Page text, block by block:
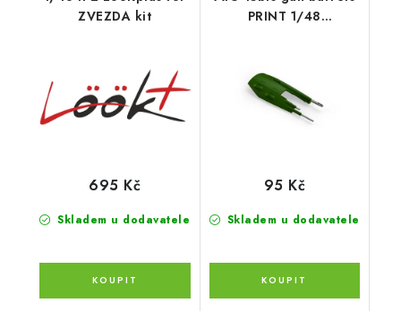
ZVEZDA kit
Skladem u dodavatele
695 Kč
PRINT 1/48
2000
Skladem u dodavatele
95 Kč